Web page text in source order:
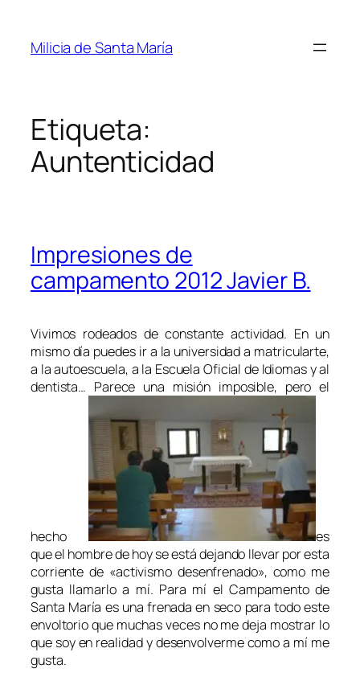
contenido
Milicia de Santa María
Etiqueta:
Auntenticidad
Impresiones de
campamento 2012 Javier B.
Vivimos rodeados de constante actividad. En un
mismo día puedes ir a la universidad a matricularte,
a la autoescuela, a la Escuela Oficial de Idiomas y al
dentista… Parece una misión imposible, pero el
hecho
es
que el hombre de hoy se está dejando llevar por esta
corriente de «activismo desenfrenado», como me
gusta llamarlo a mí. Para mí el Campamento de
Santa María es una frenada en seco para todo este
envoltorio que muchas veces no me deja mostrar lo
que soy en realidad y desenvolverme como a mí me
gusta.